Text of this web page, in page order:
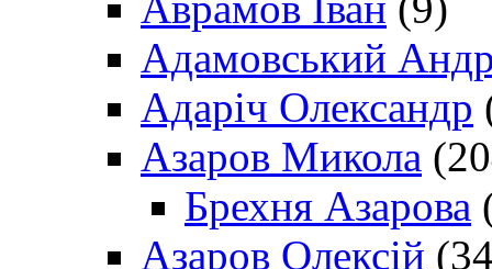
Адамовський
Адаріч Олександр
Азаров Микола
Брехня Азарова
Азаров Олексій